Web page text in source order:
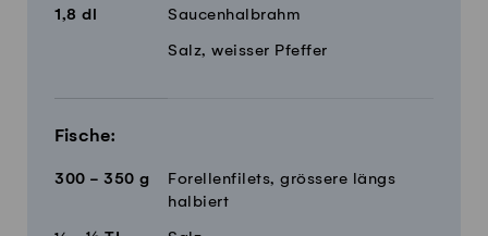
1,8 dl Saucenhalbrahm
Salz, weisser Pfeffer
Fische:
300 - 350 g
Forellenfilets, grössere längs
halbiert